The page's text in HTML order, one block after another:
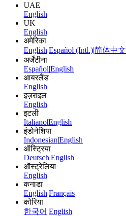
UAE
English
UK
English
अमेरिका
English|Español (Intl.)|简体中文
अर्जेंटीना
Español|English
आयरलैंड
English
इज़राइल
English
इटली
Italiano|English
इंडोनेशिया
Indonesian|English
ऑस्ट्रिया
Deutsch|English
ऑस्ट्रेलिया
English
कनाडा
English|Français
कोरिया
한국어 |English